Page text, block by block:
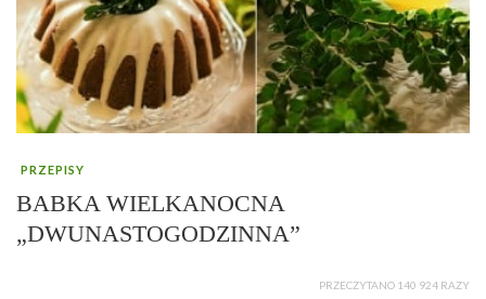
PRZEPISY
BABKA WIELKANOCNA
„DWUNASTOGODZINNA”
PRZECZYTANO 140 924 RAZY